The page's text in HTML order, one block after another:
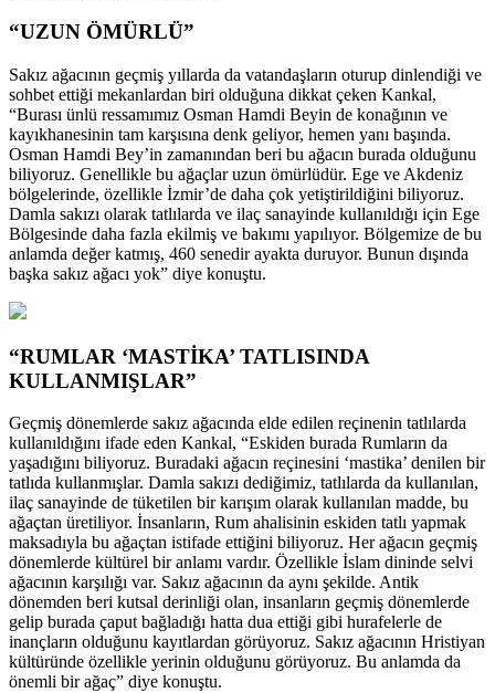
“UZUN ÖMÜRLÜ”
Sakız ağacının geçmiş yıllarda da vatandaşların oturup dinlendiği ve
sohbet ettiği mekanlardan biri olduğuna dikkat çeken Kankal,
“Burası ünlü ressamımız Osman Hamdi Beyin de konağının ve
kayıkhanesinin tam karşısına denk geliyor, hemen yanı başında.
Osman Hamdi Bey’in zamanından beri bu ağacın burada olduğunu
biliyoruz. Genellikle bu ağaçlar uzun ömürlüdür. Ege ve Akdeniz
bölgelerinde, özellikle İzmir’de daha çok yetiştirildiğini biliyoruz.
Damla sakızı olarak tatlılarda ve ilaç sanayinde kullanıldığı için Ege
Bölgesinde daha fazla ekilmiş ve bakımı yapılıyor. Bölgemize de bu
anlamda değer katmış, 460 senedir ayakta duruyor. Bunun dışında
başka sakız ağacı yok” diye konuştu.
“RUMLAR ‘MASTİKA’ TATLISINDA
KULLANMIŞLAR”
Geçmiş dönemlerde sakız ağacında elde edilen reçinenin tatlılarda
kullanıldığını ifade eden Kankal, “Eskiden burada Rumların da
yaşadığını biliyoruz. Buradaki ağacın reçinesini ‘mastika’ denilen bir
tatlıda kullanmışlar. Damla sakızı dediğimiz, tatlılarda da kullanılan,
ilaç sanayinde de tüketilen bir karışım olarak kullanılan madde, bu
ağaçtan üretiliyor. İnsanların, Rum ahalisinin eskiden tatlı yapmak
maksadıyla bu ağaçtan istifade ettiğini biliyoruz. Her ağacın geçmiş
dönemlerde kültürel bir anlamı vardır. Özellikle İslam dininde selvi
ağacının karşılığı var. Sakız ağacının da aynı şekilde. Antik
dönemden beri kutsal derinliği olan, insanların geçmiş dönemlerde
gelip burada çaput bağladığı hatta dua ettiği gibi hurafelerle de
inançların olduğunu kayıtlardan görüyoruz. Sakız ağacının Hristiyan
kültüründe özellikle yerinin olduğunu görüyoruz. Bu anlamda da
önemli bir ağaç” diye konuştu.